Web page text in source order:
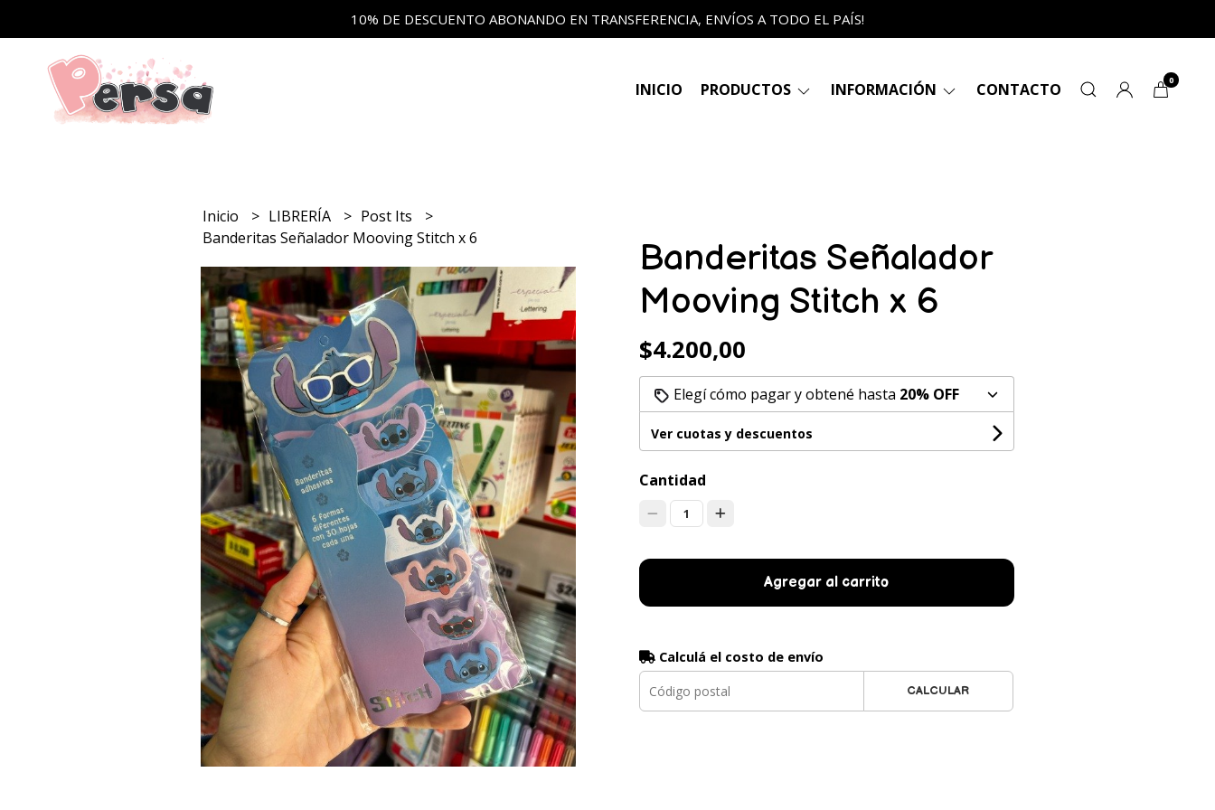
10% DE DESCUENTO ABONANDO EN TRANSFERENCIA, ENVÍOS A TODO EL PAÍS!
INICIO PRODUCTOS INFORMACIÓN CONTACTO 0
Inicio LIBRERÍA
Post Its
Banderitas Señalador Mooving Stitch x 6
Banderitas Señalador
Mooving Stitch x 6
$4.200,00
Elegí cómo pagar y obtené hasta 20% OFF
Ver cuotas y descuentos
Cantidad
1
Agregar al carrito
Calculá el costo de envío
CALCULAR